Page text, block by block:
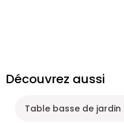
Découvrez aussi
Table basse de jardin